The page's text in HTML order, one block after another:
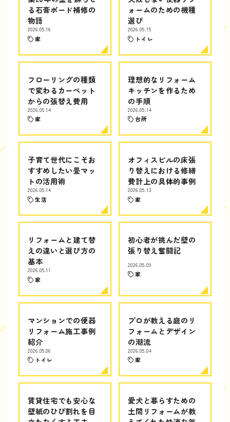
る石膏ボード補修の
物語
2026.05.16
家
ォームのための機種
選び
2026.05.15
トイレ
フローリングの種類
で変わるカーペット
からの張替え費用
2026.05.14
家
理想的なリフォーム
キッチンを作るため
の手順
2026.05.14
台所
子育て世代にこそお
すすめしたい畳マッ
トの活用術
2026.05.14
生活
オフィスビルの床張
り替えにおける修繕
費計上の具体的事例
2026.05.13
家
リフォームと建て替
えの違いと選び方の
基本
2026.05.11
家
初心者が挑んだ壁の
張り替え奮闘記
2026.05.09
家
マンションでの便器
リフォーム施工事例
紹介
2026.05.06
トイレ
プロが教える庭のリ
フォームとデザイン
の潮流
2026.05.04
家
賃貸住宅でも安心な
壁紙のひび割れを目
愛犬と暮らすための
土間リフォームが教